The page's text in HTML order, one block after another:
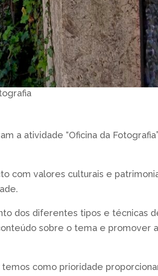
a atividade “Oficina da
com valores culturais e
dos diferentes tipos e técnicas
sobre o tema e promover
como prioridade